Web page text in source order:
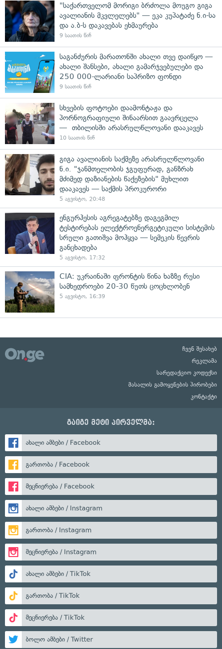
"საქართველომ მორიგი ბრძოლა მოუგო გიგა
ავალიანის მკვლელებს" — ეკა კუპატაძე ნ.ი-სა
და ა.ბ-ს დაკავებას ეხმაურება
9 საათის წინ
საგანძურის მარათონში ახალი თვე დაიწყო —
ახალი შანსები, ახალი გამარჯვებულები და
250 000-ლარიანი საპრიზო ფონდი
9 საათის წინ
სხვების ფოტოები დაამონტაჟა და
პორნოგრაფიული შინაარსით გაავრცელა
— თბილისში არასრულწლოვანი დააკავეს
10 საათის წინ
გიგა ავალიანის საქმეზე არასრულწლოვანი
ნ.ი. "ჯანმთელობის ჯგუფურად, განზრახ
მძიმედ დაზიანების წაქეზების" მუხლით
დააკავეს — საქმის პროკურორი
5 აგვისტო, 20:48
ენგურჰესის აგრეგატებზე დაგეგმილ
ტესტირებას ელექტროენერგეტიკული სისტემის
სრული გათიშვა მოჰყვა — სემეკის წევრის
განცხადება
5 აგვისტო, 17:32
CIA: უკრაინაში ფრონტის წინა ხაზზე რუსი
სამხედროები 20-30 წუთს ცოცხლობენ
5 აგვისტო, 16:39
ჩვენ შესახებ
რეკლამა
სარედაქციო კოდექსი
მასალის გამოყენების პირობები
კონტაქტი
გაიგე მეტი პირველმა:
ახალი ამბები / Facebook
გართობა / Facebook
მეცნიერება / Facebook
ახალი ამბები / Instagram
გართობა / Instagram
მეცნიერება / Instagram
ახალი ამბები / TikTok
გართობა / TikTok
მეცნიერება / TikTok
ბოლო ამბები / Twitter